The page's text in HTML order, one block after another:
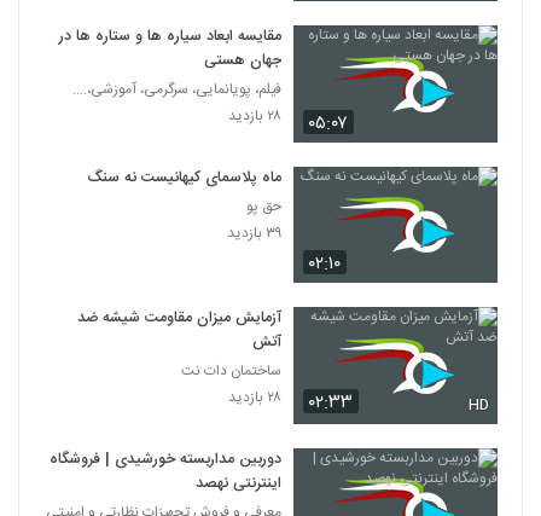
۰۵:۰۷
مقایسه ابعاد سیاره ها و ستاره ها در
جهان هستی
فیلم، پویانمایی، سرگرمی، آموزشی،....
۲۸ بازدید
۰۲:۱۰
ماه پلاسمای کیهانیست نه سنگ
حق پو
۳۹ بازدید
۰۲:۳۳ HD
آزمایش میزان مقاومت شیشه ضد
آتش
ساختمان دات نت
۲۸ بازدید
دوربین مداربسته خورشیدی | فروشگاه
اینترنتی نهصد